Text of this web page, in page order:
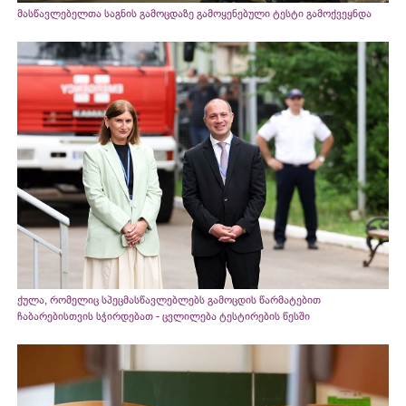
მასწავლებელთა საგნის გამოცდაზე გამოყენებული ტესტი გამოქვეყნდა
ქულა, რომელიც სპეცმასწავლებლებს გამოცდის წარმატებით
ჩაბარებისთვის სჭირდებათ - ცვლილება ტესტირების წესში